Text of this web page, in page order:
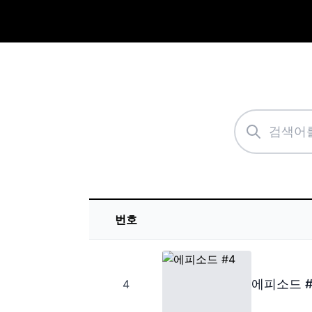
번호
4 에피소드